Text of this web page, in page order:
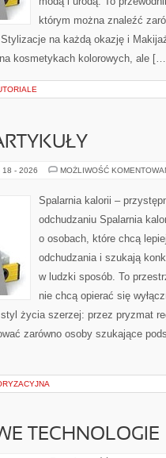
którym można znaleźć
na każdą okazję i
kosmetykach kolorowych, ale
18 - 2026 MOŻLIWOŚĆ
Spalarnia kalorii –
odchudzaniu Spalarnia
o osobach, które chcą
odchudzania i szukają
w ludzki sposób. To
nie chcą opierać się
życia szerzej: przez pryzmat
zarówno osoby szukające
TECHNOLOGIE